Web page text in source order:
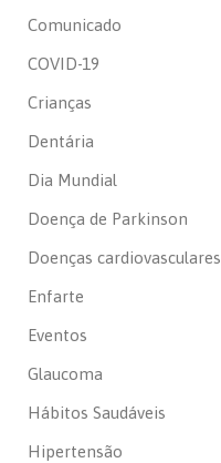
Comunicado
COVID-19
Crianças
Dentária
Dia Mundial
Doença de Parkinson
Doenças cardiovasculares
Enfarte
Eventos
Glaucoma
Hábitos Saudáveis
Hipertensão